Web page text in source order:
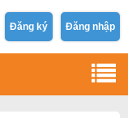
Đăng ký Đăng nhập